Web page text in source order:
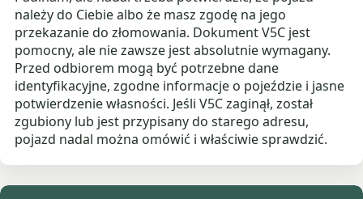
należy do Ciebie albo że masz zgodę na jego
przekazanie do złomowania. Dokument V5C jest
pomocny, ale nie zawsze jest absolutnie wymagany.
Przed odbiorem mogą być potrzebne dane
identyfikacyjne, zgodne informacje o pojeździe i jasne
potwierdzenie własności. Jeśli V5C zaginął, został
zgubiony lub jest przypisany do starego adresu,
pojazd nadal można omówić i właściwie sprawdzić.